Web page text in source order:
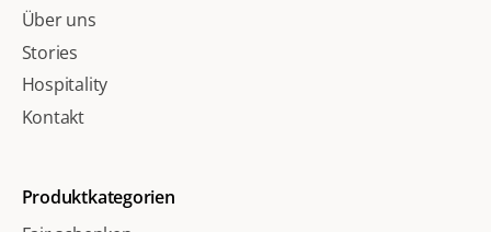
Über uns
Stories
Hospitality
Kontakt
Produktkategorien